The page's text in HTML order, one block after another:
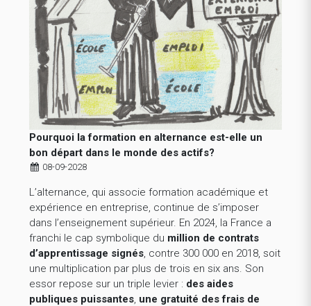
Pourquoi la formation en alternance est-elle un
bon départ dans le monde des actifs?
08-09-2028
L’alternance, qui associe formation académique et
expérience en entreprise, continue de s’imposer
dans l’enseignement supérieur. En 2024, la France a
franchi le cap symbolique du million de contrats
d’apprentissage signés, contre 300 000 en 2018, soit
une multiplication par plus de trois en six ans. Son
essor repose sur un triple levier : des aides
publiques puissantes, une gratuité des frais de